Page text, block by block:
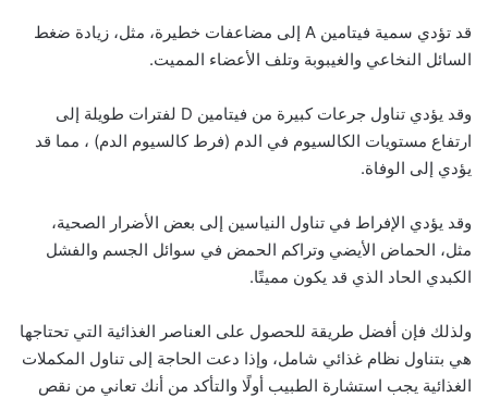
قد تؤدي سمية فيتامين A إلى مضاعفات خطيرة، مثل، زيادة ضغط
السائل النخاعي والغيبوبة وتلف الأعضاء المميت.
وقد يؤدي تناول جرعات كبيرة من فيتامين D لفترات طويلة إلى
ارتفاع مستويات الكالسيوم في الدم (فرط كالسيوم الدم) ، مما قد
يؤدي إلى الوفاة.
وقد يؤدي الإفراط في تناول النياسين إلى بعض الأضرار الصحية،
مثل، الحماض الأيضي وتراكم الحمض في سوائل الجسم والفشل
الكبدي الحاد الذي قد يكون مميتًا.
ولذلك فإن أفضل طريقة للحصول على العناصر الغذائية التي تحتاجها
هي بتناول نظام غذائي شامل، وإذا دعت الحاجة إلى تناول المكملات
الغذائية يجب استشارة الطبيب أولًا والتأكد من أنك تعاني من نقص